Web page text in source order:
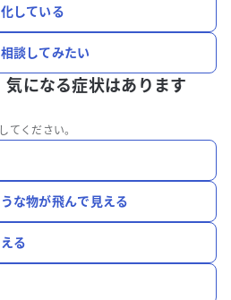
している
談してみたい
気になる症状はあります
てください。
な物が飛んで見える
る